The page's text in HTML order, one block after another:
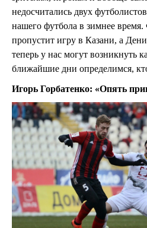
недосчитались двух
нашего футбола в зимнее
пропустит игру в Казани, а
теперь у нас могут возникнуть
ближайшие дни определимся,
Игорь Горбатенко: «Опять